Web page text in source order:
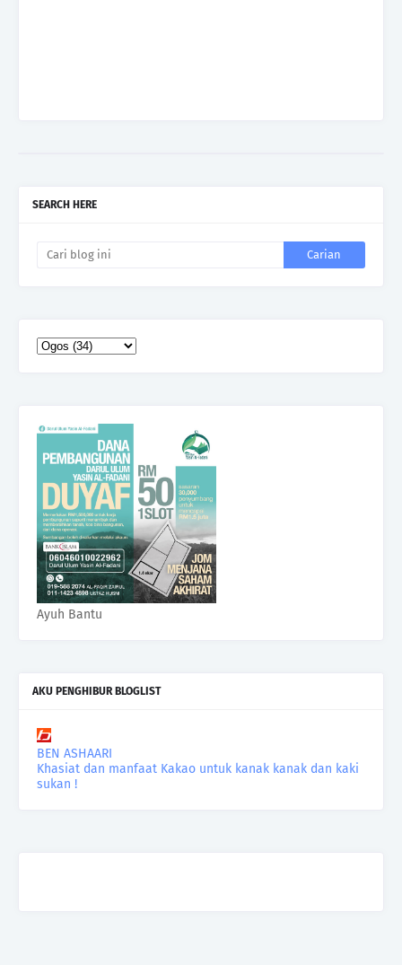
SEARCH HERE
Ayuh Bantu
AKU PENGHIBUR BLOGLIST
BEN ASHAARI
Khasiat dan manfaat Kakao untuk kanak kanak dan kaki
sukan !